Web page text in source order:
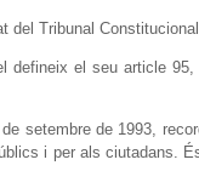
Tribunal Constitucional
defineix el seu article
setembre de 1993,
i per als